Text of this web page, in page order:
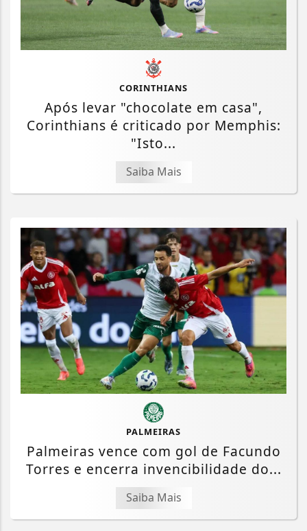
CORINTHIANS
Após levar "chocolate em casa",
Corinthians é criticado por Memphis:
"Isto...
Saiba Mais
PALMEIRAS
Palmeiras vence com gol de Facundo
Torres e encerra invencibilidade do...
Saiba Mais